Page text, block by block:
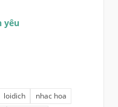
yêu
loidich
nhac hoa